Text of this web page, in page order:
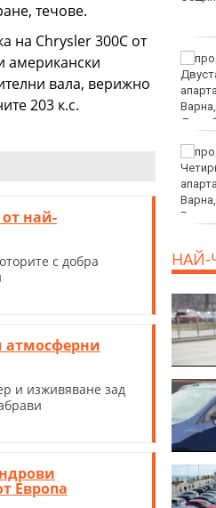
течове.
на Chrysler 300C от
американски
вала, верижно
203 к.с.
най-
с добра
атмосферни
и изживяване зад
Европа
Черноморието
България е трета в ЕС
по годишен ръст на
продажбите на дребно
през юни, отчита
НАЙ-